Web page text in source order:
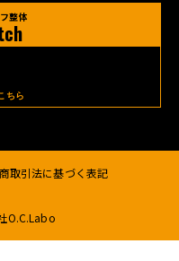
整体
ちら
取引法に基づく表記
O.C.Labo